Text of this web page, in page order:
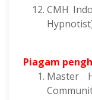
CMH
Piagam
Master